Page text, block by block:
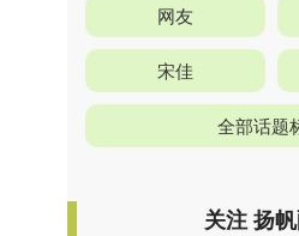
网友
宋佳
全部话题
关注 扬